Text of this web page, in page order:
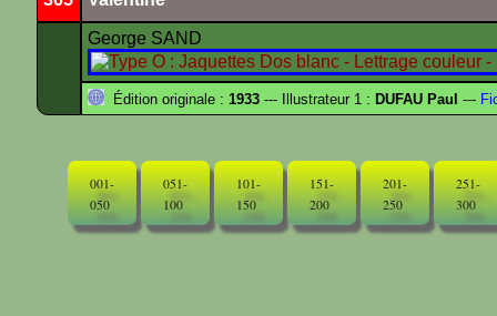
George SAND
Édition originale : 1933 --- Illustrateur 1 : DUFAU Paul ---
001-
050
051-
100
101-
150
151-
200
201-
250
251-
300